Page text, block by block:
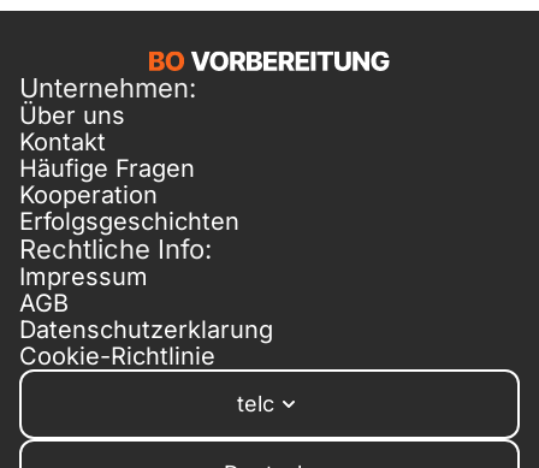
Unternehmen:
Über uns
Kontakt
Häufige Fragen
Kooperation
Erfolgsgeschichten
Rechtliche Info:
Impressum
AGB
Datenschutzerklarung
Cookie-Richtlinie
telc